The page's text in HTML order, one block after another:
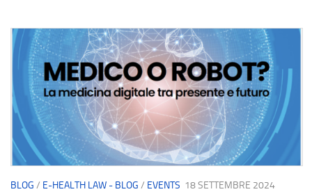
BLOG / E-HEALTH LAW - BLOG / EVENTS 18 SETTEMBRE 2024